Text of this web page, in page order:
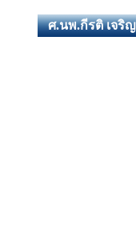
ศ.นพ.กีรติ เจริ